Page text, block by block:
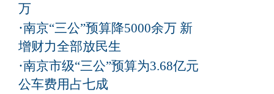
万
·南京“三公”预算降5000余万 新
增财力全部放民生
·南京市级“三公”预算为3.68亿元
公车费用占七成